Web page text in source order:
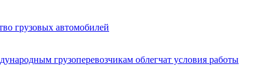
грузовых автомобилей
грузоперевозчикам облегчат условия работы